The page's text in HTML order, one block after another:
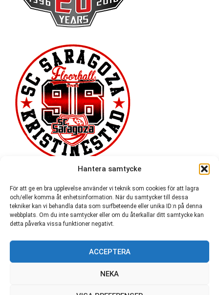
Hantera samtycke
För att ge en bra upplevelse använder vi teknik som cookies för att lagra
och/eller komma åt enhetsinformation. När du samtycker till dessa
tekniker kan vi behandla data som surfbeteende eller unika ID:n på denna
webbplats. Om du inte samtycker eller om du återkallar ditt samtycke kan
detta påverka vissa funktioner negativt.
ACCEPTERA
NEKA